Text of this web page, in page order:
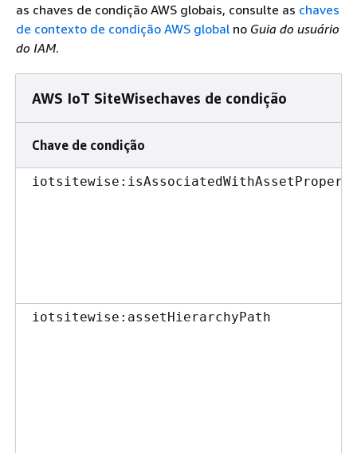
as chaves de condição AWS globais, consulte as chaves
de contexto de condição AWS global no Guia do usuário
do IAM.
AWS IoT SiteWisechaves de condição
Chave de condição
iotsitewise:assetHierarchyPath